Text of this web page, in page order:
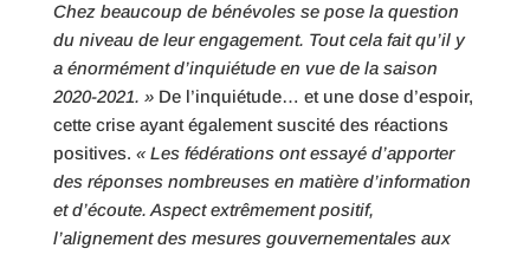
Chez beaucoup de bénévoles se pose la question
du niveau de leur engagement. Tout cela fait qu’il y
a énormément d’inquiétude en vue de la saison
2020-2021. »De l’inquiétude… et une dose d’espoir,
cette crise ayant également suscité des réactions
positives. « Les fédérations ont essayé d’apporter
des réponses nombreuses en matière d’information
et d’écoute. Aspect extrêmement positif,
l’alignement des mesures gouvernementales aux